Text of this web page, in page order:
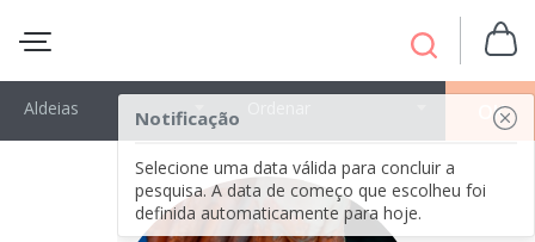
Notificação
Selecione uma data válida para concluir a
pesquisa. A data de começo que escolheu foi
definida automaticamente para hoje.
OK
Aldeias